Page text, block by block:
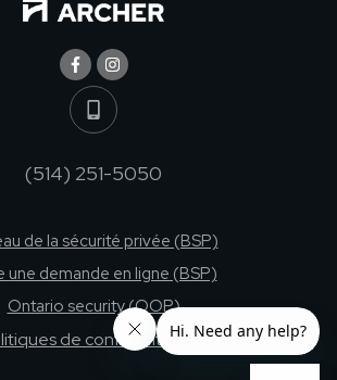
(514) 251-5050
de la sécurité privée (BSP)
une demande en ligne (BSP)
Ontario security (OOP)
de confidentialites